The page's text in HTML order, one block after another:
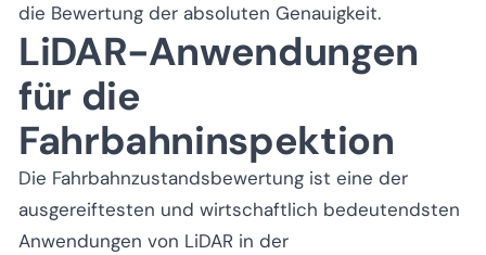
die Bewertung der absoluten Genauigkeit.
LiDAR-Anwendungen
für die
Fahrbahninspektion
Die Fahrbahnzustandsbewertung ist eine der
ausgereiftesten und wirtschaftlich bedeutendsten
Anwendungen von LiDAR in der